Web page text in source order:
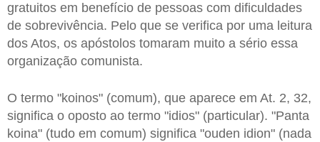
gratuitos em benefício de pessoas com dificuldades
de sobrevivência. Pelo que se verifica por uma leitura
dos Atos, os apóstolos tomaram muito a sério essa
organização comunista.
O termo "koinos" (comum), que aparece em At. 2, 32,
significa o oposto ao termo "idios" (particular). "Panta
koina" (tudo em comum) significa "ouden idion" (nada